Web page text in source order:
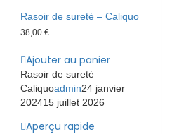
Rasoir de sureté – Caliquo
38,00€
Ajouter au panier
Rasoir de sureté –
Caliquoadmin24 janvier
202415 juillet 2026
Aperçu rapide